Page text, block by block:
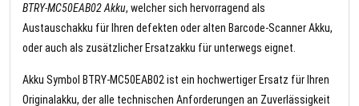
BTRY-MC50EAB02 Akku, welcher sich hervorragend als
Austauschakku für Ihren defekten oder alten Barcode-Scanner Akku,
oder auch als zusätzlicher Ersatzakku für unterwegs eignet.
Akku Symbol BTRY-MC50EAB02 ist ein hochwertiger Ersatz für Ihren
Originalakku, der alle technischen Anforderungen an Zuverlässigkeit